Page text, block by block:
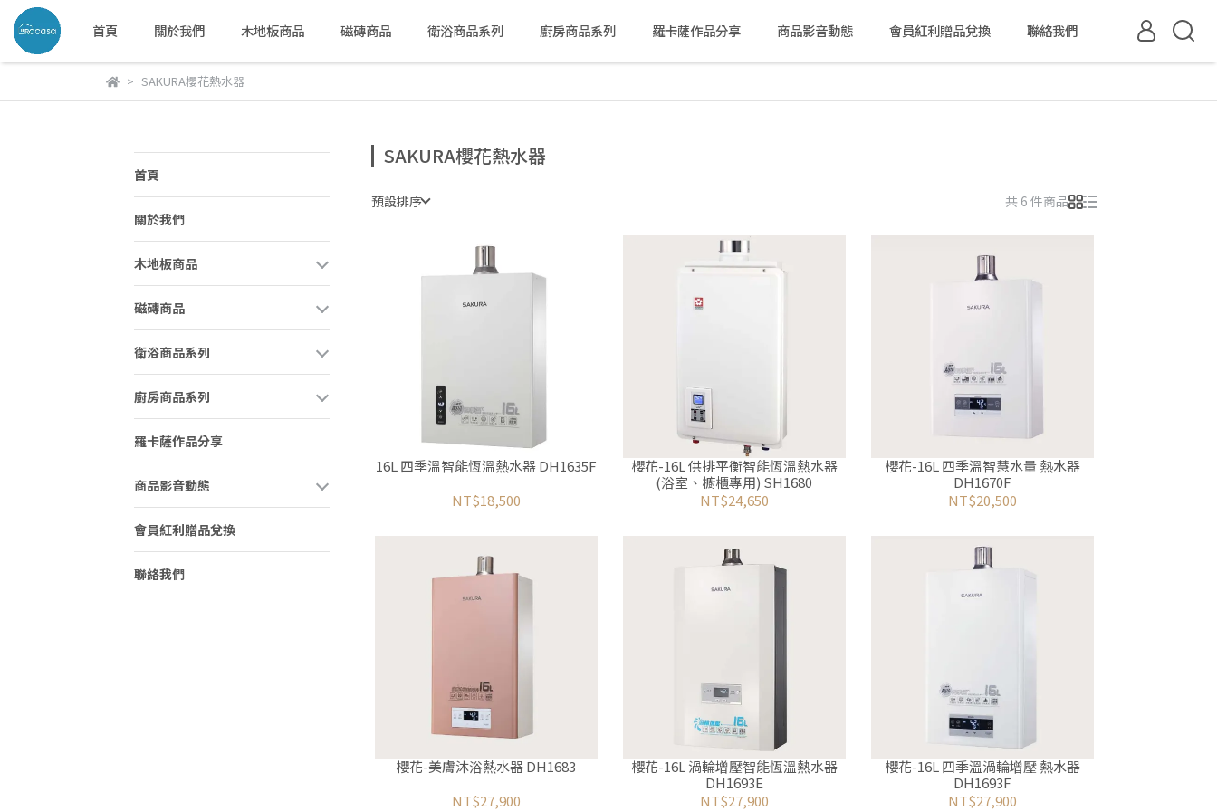
首頁 關於我們 木地板商品 磁磚商品 衛浴商品系列 廚房商品系列 羅卡薩作品分享 商品影音動態 會員紅利贈品兌換 聯絡我們
SAKURA櫻花熱水器
首頁
關於我們
木地板商品
磁磚商品
衛浴商品系列
廚房商品系列
羅卡薩作品分享
商品影音動態
會員紅利贈品兌換
聯絡我們
SAKURA櫻花熱水器
預設排序 共 6 件商品
16L 四季溫智能恆溫熱水器 DH1635F
NT$18,500
櫻花-16L 供排平衡智能恆溫熱水器
(浴室、櫥櫃專用) SH1680
NT$24,650
櫻花-16L 四季溫智慧水量 熱水器
DH1670F
NT$20,500
櫻花-美膚沐浴熱水器 DH1683
NT$27,900
櫻花-16L 渦輪增壓智能恆溫熱水器
DH1693E
NT$27,900
櫻花-16L 四季溫渦輪增壓 熱水器
DH1693F
NT$27,900